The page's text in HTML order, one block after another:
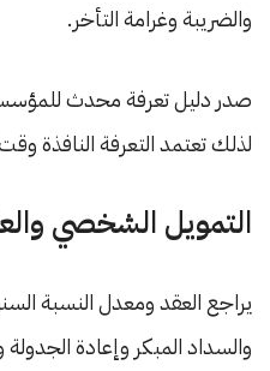
والضريبة وغرامة التأخر.
لذلك تعتمد التعرفة النافذة
التمويل الشخصي
يراجع العقد ومعدل النسبة
والسداد المبكر وإعادة الجدولة